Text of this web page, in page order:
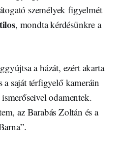
személyek figyelmét
, mondta kérdésünkre a
a házát, ezért akarta
saját térfigyelő kameráin
odamentek.
az Barabás Zoltán és a